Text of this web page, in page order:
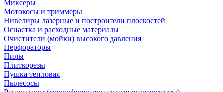
Миксеры
Мотокосы и триммеры
Нивелиры лазерные и построители плоскостей
Оснастка и расходные материалы
Очистители (мойки) высокого давления
Перфораторы
Пилы
Плиткорезы
Пушка тепловая
Пылесосы